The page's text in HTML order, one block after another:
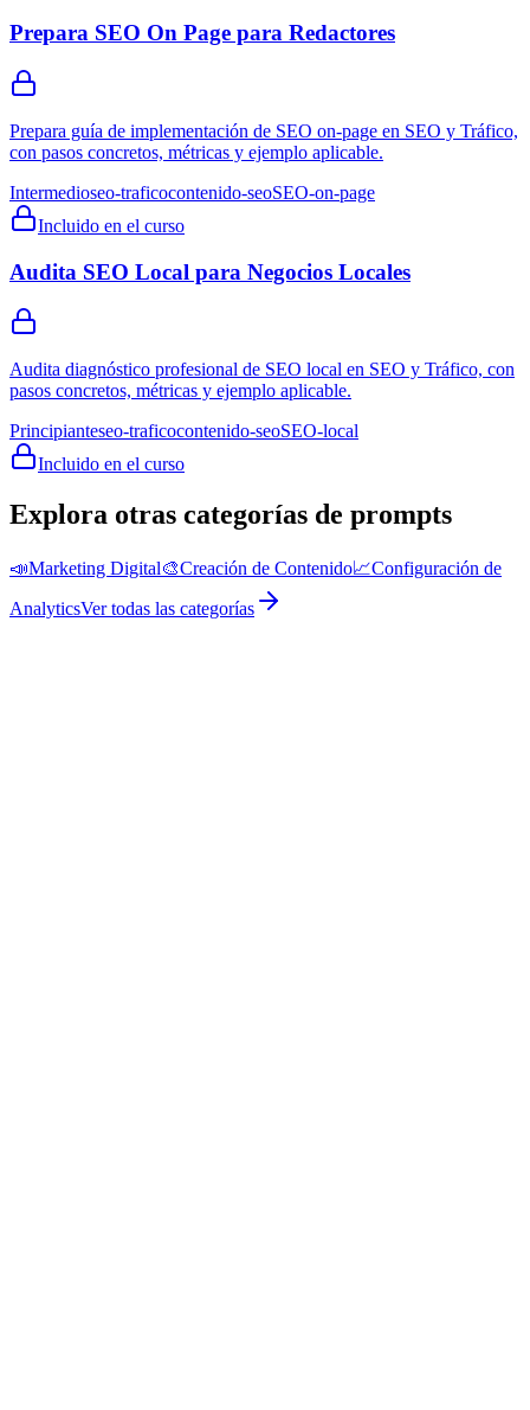
Prepara SEO On Page para Redactores
Prepara guía de implementación de SEO on-page en SEO y Tráfico,
con pasos concretos, métricas y ejemplo aplicable.
Intermedioseo-traficocontenido-seoSEO-on-page
Incluido en el curso
Audita SEO Local para Negocios Locales
Audita diagnóstico profesional de SEO local en SEO y Tráfico, con
pasos concretos, métricas y ejemplo aplicable.
Principianteseo-traficocontenido-seoSEO-local
Incluido en el curso
Explora otras categorías de prompts
📣Marketing Digital🎨Creación de Contenido📈Configuración de
AnalyticsVer todas las categorías